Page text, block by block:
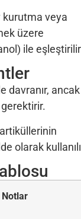
kurutma veya
üzere
ile
davranır, ancak
olarak
Notlar